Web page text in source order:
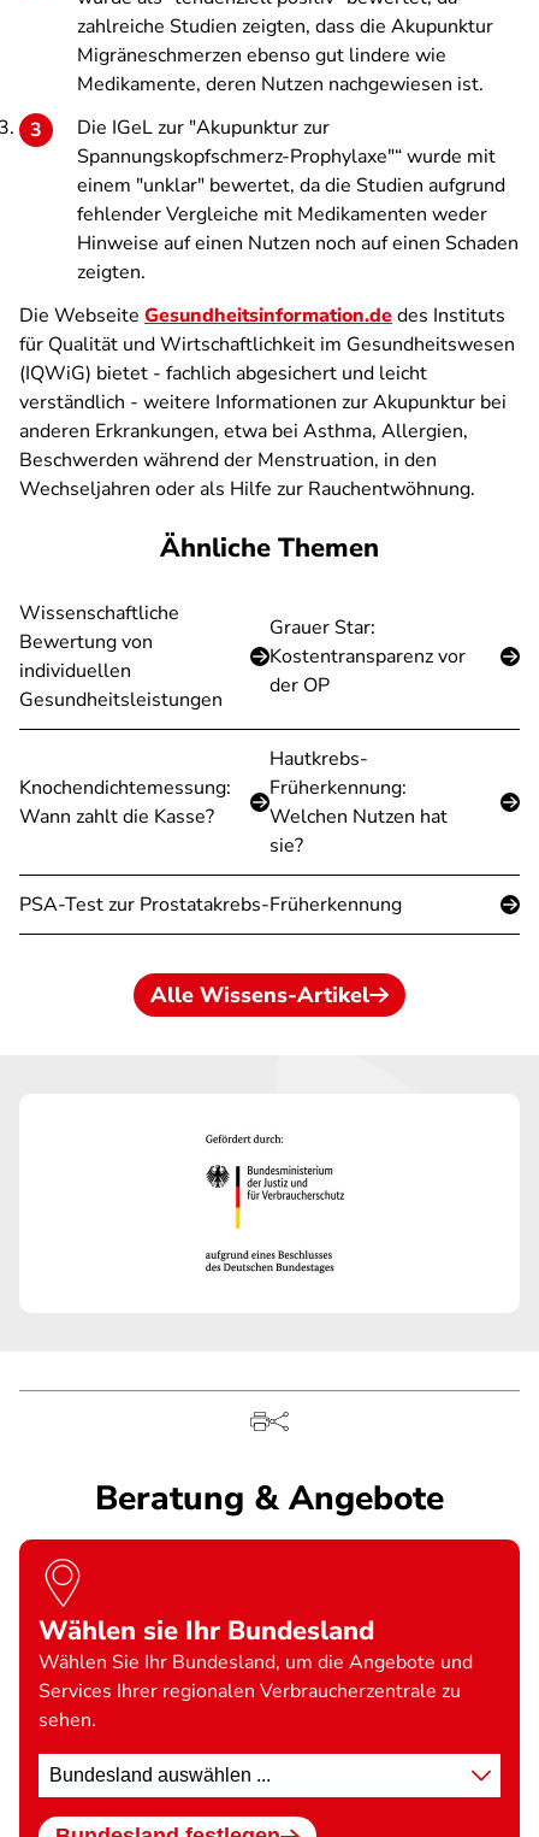
zahlreiche Studien zeigten, dass die Akupunktur
Migräneschmerzen ebenso gut lindere wie
Medikamente, deren Nutzen nachgewiesen ist.
Die IGeL zur "Akupunktur zur
Spannungskopfschmerz-Prophylaxe"“ wurde mit
einem "unklar" bewertet, da die Studien aufgrund
fehlender Vergleiche mit Medikamenten weder
Hinweise auf einen Nutzen noch auf einen Schaden
zeigten.
Die Webseite Gesundheitsinformation.dedes Instituts
für Qualität und Wirtschaftlichkeit im Gesundheitswesen
(IQWiG) bietet - fachlich abgesichert und leicht
verständlich - weitere Informationen zur Akupunktur bei
anderen Erkrankungen, etwa bei Asthma, Allergien,
Beschwerden während der Menstruation, in den
Wechseljahren oder als Hilfe zur Rauchentwöhnung.
Ähnliche Themen
Wissenschaftliche
Bewertung von
individuellen
Gesundheitsleistungen
Grauer Star:
Kostentransparenz vor
der OP
Knochendichtemessung:
Wann zahlt die Kasse?
Hautkrebs-
Früherkennung:
Welchen Nutzen hat
sie?
PSA-Test zur Prostatakrebs-Früherkennung
Alle Wissens-Artikel
Beratung & Angebote
Wählen sie Ihr Bundesland
Wählen Sie Ihr Bundesland, um die Angebote und
Services Ihrer regionalen Verbraucherzentrale zu
sehen.
Standort
wählen